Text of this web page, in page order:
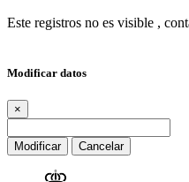
Este registros no es visible ,
Modificar datos
×
Modificar Cancelar